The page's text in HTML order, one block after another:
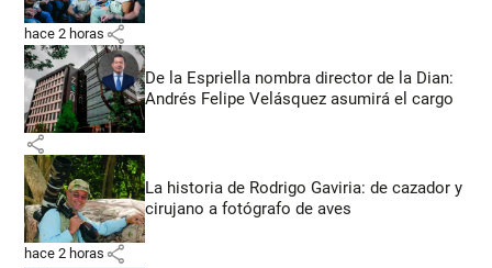
hace 2 horas share
De la Espriella nombra director de la Dian:
Andrés Felipe Velásquez asumirá el cargo
share
La historia de Rodrigo Gaviria: de cazador y
cirujano a fotógrafo de aves
hace 2 horas share